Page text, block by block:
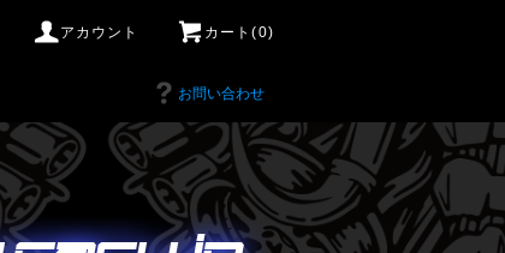
アカウント カート(0)
お問い合わせ